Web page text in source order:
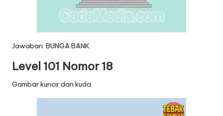
Jawaban: BUNGA BANK.
Level 101 Nomor 18
Gambar kuncir dan kuda.